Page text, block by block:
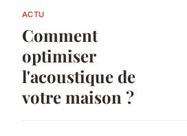
ACTU
Comment
optimiser
l'acoustique de
votre maison ?